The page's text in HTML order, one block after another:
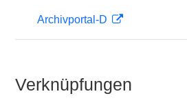
Archivportal-D
Verknüpfungen